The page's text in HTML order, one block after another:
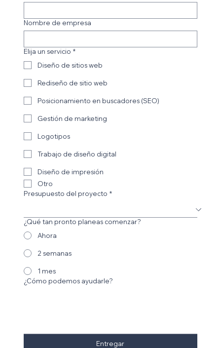
Nombre de empresa
Elija un servicio *
Diseño de sitios web
Rediseño de sitio web
Posicionamiento en buscadores (SEO)
Gestión de marketing
Logotipos
Trabajo de diseño digital
Diseño de impresión
Otro
Presupuesto del proyecto *
¿Qué tan pronto planeas comenzar?
Ahora
2 semanas
1 mes
¿Cómo podemos ayudarle?
Entregar